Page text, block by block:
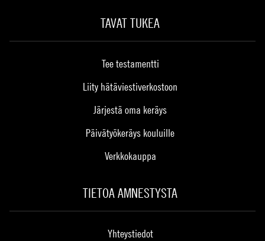
TAVAT TUKEA
Tee testamentti
Liity hätäviestiverkostoon
Järjestä oma keräys
Päivätyökeräys kouluille
Verkkokauppa
TIETOA AMNESTYSTA
Yhteystiedot